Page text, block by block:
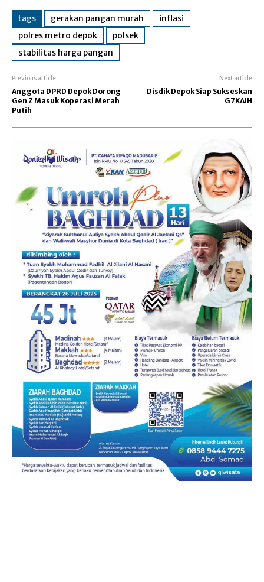
tags gerakan pangan murah
inflasi
polres metro depok
polsek
stabilitas harga pangan
Previous article
Anggota DPRD Depok Dorong
Gen Z Masuk Koperasi Merah
Putih
Next article
Disdik Depok Siap Sukseskan
G7KAIH